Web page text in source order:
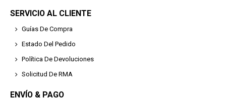
SERVICIO AL CLIENTE
Guías De Compra
Estado Del Pedido
Política De Devoluciones
Solicitud De RMA
ENVÍO & PAGO